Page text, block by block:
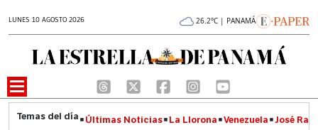
LUNES 10 AGOSTO 2026 26.2°C | PANAMÁ
Últimas Noticias La Llorona Venezuela José